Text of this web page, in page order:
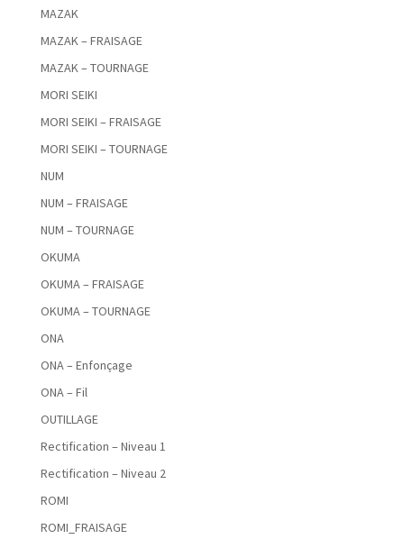
MAZAK
MAZAK – FRAISAGE
MAZAK – TOURNAGE
MORI SEIKI
MORI SEIKI – FRAISAGE
MORI SEIKI – TOURNAGE
NUM
NUM – FRAISAGE
NUM – TOURNAGE
OKUMA
OKUMA – FRAISAGE
OKUMA – TOURNAGE
ONA
ONA – Enfonçage
ONA – Fil
OUTILLAGE
Rectification – Niveau 1
Rectification – Niveau 2
ROMI
ROMI_FRAISAGE